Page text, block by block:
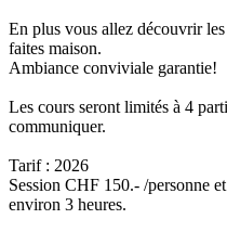
En plus vous allez découvrir
faites maison.
Ambiance conviviale garantie!
Les cours seront limités à 4
communiquer.
Tarif : 2026
Session CHF 150.- /personne
environ 3 heures.